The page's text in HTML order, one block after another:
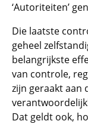
‘Autoriteiten’
Die laatste
geheel
belangrijkste
van controle,
zijn geraakt aan
Dat geldt ook,